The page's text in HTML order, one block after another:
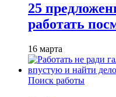
25
работать
16 марта
Поиск работы